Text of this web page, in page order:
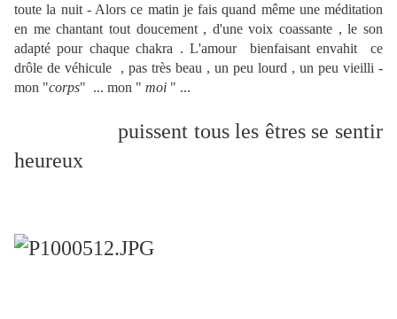
toute la nuit - Alors ce matin je fais quand même une méditation
en me chantant tout doucement , d'une voix coassante , le son
adapté pour chaque chakra . L'amour bienfaisant envahit ce
drôle de véhicule , pas très beau , un peu lourd , un peu vieilli -
mon "corps" ... mon " moi " ...
puissent tous les êtres se sentir
heureux